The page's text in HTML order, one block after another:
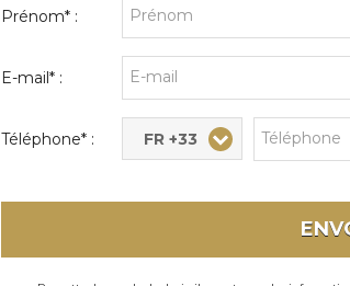
Prénom* :
E-mail* :
Téléphone* : FR +33